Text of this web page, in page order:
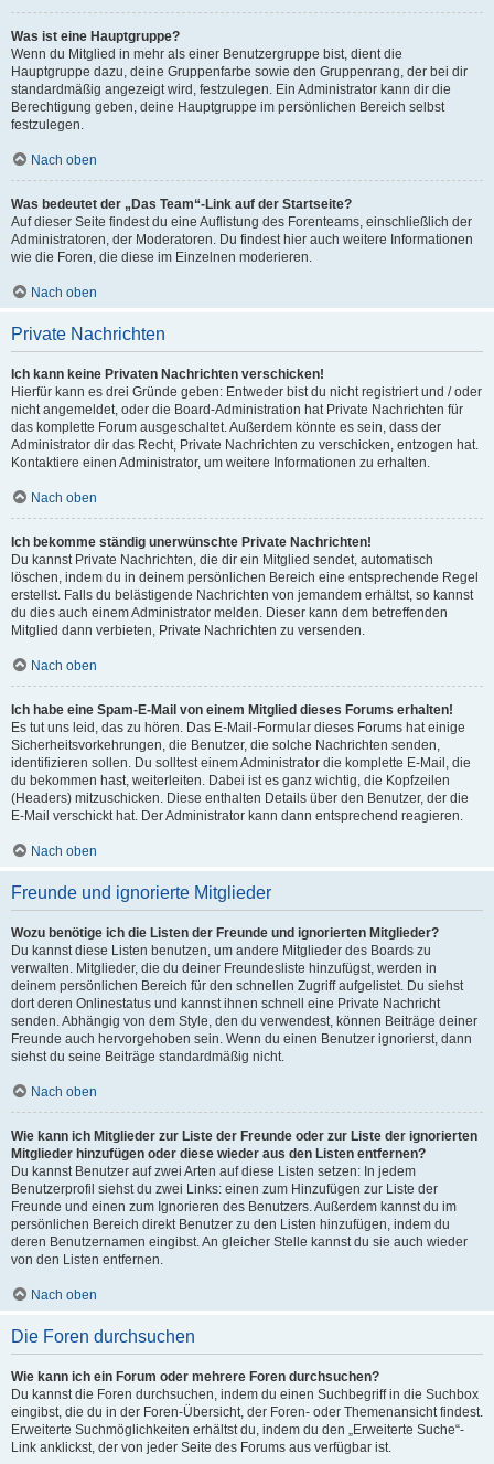
Was ist eine Hauptgruppe?
Wenn du Mitglied in mehr als einer Benutzergruppe bist, dient die
Hauptgruppe dazu, deine Gruppenfarbe sowie den Gruppenrang, der bei dir
standardmäßig angezeigt wird, festzulegen. Ein Administrator kann dir die
Berechtigung geben, deine Hauptgruppe im persönlichen Bereich selbst
festzulegen.
Nach oben
Was bedeutet der „Das Team“-Link auf der Startseite?
Auf dieser Seite findest du eine Auflistung des Forenteams, einschließlich der
Administratoren, der Moderatoren. Du findest hier auch weitere Informationen
wie die Foren, die diese im Einzelnen moderieren.
Nach oben
Private Nachrichten
Ich kann keine Privaten Nachrichten verschicken!
Hierfür kann es drei Gründe geben: Entweder bist du nicht registriert und / oder
nicht angemeldet, oder die Board-Administration hat Private Nachrichten für
das komplette Forum ausgeschaltet. Außerdem könnte es sein, dass der
Administrator dir das Recht, Private Nachrichten zu verschicken, entzogen hat.
Kontaktiere einen Administrator, um weitere Informationen zu erhalten.
Nach oben
Ich bekomme ständig unerwünschte Private Nachrichten!
Du kannst Private Nachrichten, die dir ein Mitglied sendet, automatisch
löschen, indem du in deinem persönlichen Bereich eine entsprechende Regel
erstellst. Falls du belästigende Nachrichten von jemandem erhältst, so kannst
du dies auch einem Administrator melden. Dieser kann dem betreffenden
Mitglied dann verbieten, Private Nachrichten zu versenden.
Nach oben
Ich habe eine Spam-E-Mail von einem Mitglied dieses Forums erhalten!
Es tut uns leid, das zu hören. Das E-Mail-Formular dieses Forums hat einige
Sicherheitsvorkehrungen, die Benutzer, die solche Nachrichten senden,
identifizieren sollen. Du solltest einem Administrator die komplette E-Mail, die
du bekommen hast, weiterleiten. Dabei ist es ganz wichtig, die Kopfzeilen
(Headers) mitzuschicken. Diese enthalten Details über den Benutzer, der die
E-Mail verschickt hat. Der Administrator kann dann entsprechend reagieren.
Nach oben
Freunde und ignorierte Mitglieder
Wozu benötige ich die Listen der Freunde und ignorierten Mitglieder?
Du kannst diese Listen benutzen, um andere Mitglieder des Boards zu
verwalten. Mitglieder, die du deiner Freundesliste hinzufügst, werden in
deinem persönlichen Bereich für den schnellen Zugriff aufgelistet. Du siehst
dort deren Onlinestatus und kannst ihnen schnell eine Private Nachricht
senden. Abhängig von dem Style, den du verwendest, können Beiträge deiner
Freunde auch hervorgehoben sein. Wenn du einen Benutzer ignorierst, dann
siehst du seine Beiträge standardmäßig nicht.
Nach oben
Wie kann ich Mitglieder zur Liste der Freunde oder zur Liste der ignorierten
Mitglieder hinzufügen oder diese wieder aus den Listen entfernen?
Du kannst Benutzer auf zwei Arten auf diese Listen setzen: In jedem
Benutzerprofil siehst du zwei Links: einen zum Hinzufügen zur Liste der
Freunde und einen zum Ignorieren des Benutzers. Außerdem kannst du im
persönlichen Bereich direkt Benutzer zu den Listen hinzufügen, indem du
deren Benutzernamen eingibst. An gleicher Stelle kannst du sie auch wieder
von den Listen entfernen.
Nach oben
Die Foren durchsuchen
Wie kann ich ein Forum oder mehrere Foren durchsuchen?
Du kannst die Foren durchsuchen, indem du einen Suchbegriff in die Suchbox
eingibst, die du in der Foren-Übersicht, der Foren- oder Themenansicht findest.
Erweiterte Suchmöglichkeiten erhältst du, indem du den „Erweiterte Suche“-
Link anklickst, der von jeder Seite des Forums aus verfügbar ist.